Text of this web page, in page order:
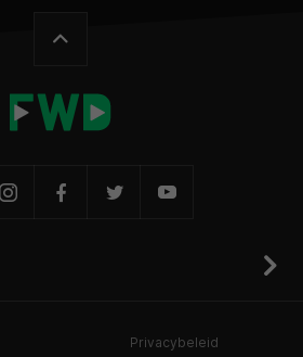
Privacybeleid